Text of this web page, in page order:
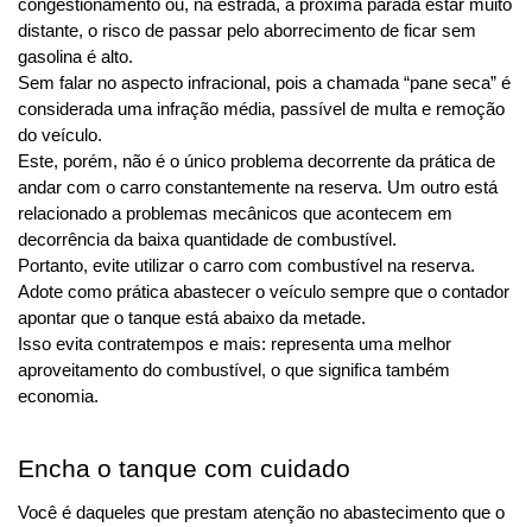
congestionamento ou, na estrada, a próxima parada estar muito
distante, o risco de passar pelo aborrecimento de ficar sem
gasolina é alto.
Sem falar no aspecto infracional, pois a chamada “pane seca” é
considerada uma infração média, passível de multa e remoção
do veículo.
Este, porém, não é o único problema decorrente da prática de
andar com o carro constantemente na reserva. Um outro está
relacionado a problemas mecânicos que acontecem em
decorrência da baixa quantidade de combustível.
Portanto, evite utilizar o carro com combustível na reserva.
Adote como prática abastecer o veículo sempre que o contador
apontar que o tanque está abaixo da metade.
Isso evita contratempos e mais: representa uma melhor
aproveitamento do combustível, o que significa também
economia.
Encha o tanque com cuidado
Você é daqueles que prestam atenção no abastecimento que o